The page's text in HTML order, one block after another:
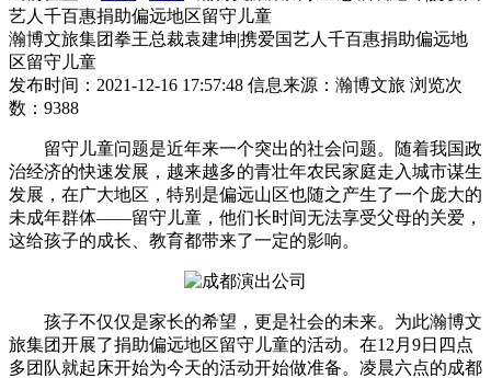
艺人千百惠捐助偏远地区留守儿童
瀚博文旅集团拳王总裁袁建坤|携爱国艺人千百惠捐助偏远地
区留守儿童
发布时间：2021-12-16 17:57:48 信息来源：瀚博文旅 浏览次
数：9388
留守儿童问题是近年来一个突出的社会问题。随着我国政
治经济的快速发展，越来越多的青壮年农民家庭走入城市谋生
发展，在广大地区，特别是偏远山区也随之产生了一个庞大的
未成年群体——留守儿童，他们长时间无法享受父母的关爱，
这给孩子的成长、教育都带来了一定的影响。
孩子不仅仅是家长的希望，更是社会的未来。为此瀚博文
旅集团开展了捐助偏远地区留守儿童的活动。在12月9日四点
多团队就起床开始为今天的活动开始做准备。凌晨六点的成都